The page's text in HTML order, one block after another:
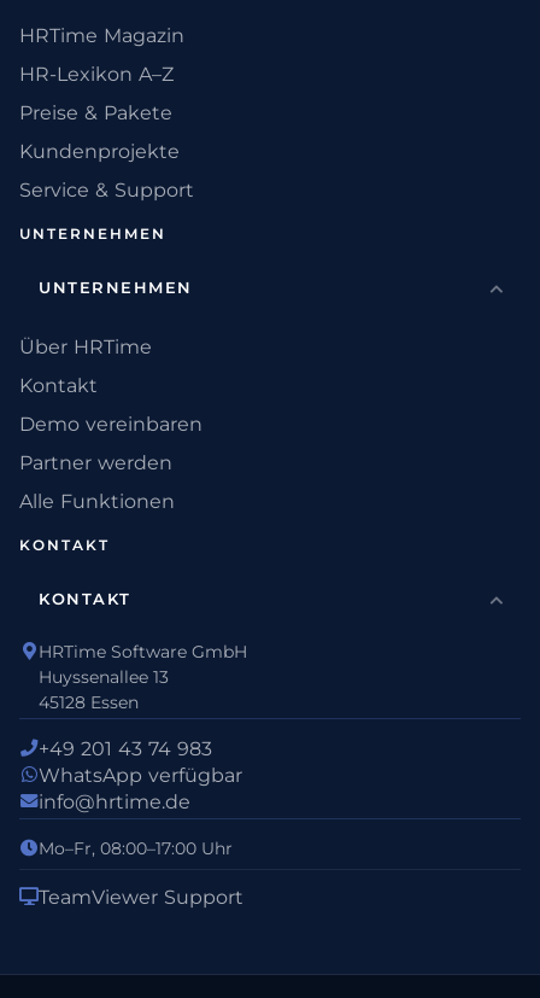
HRTime Magazin
HR-Lexikon A–Z
Preise & Pakete
Kundenprojekte
Service & Support
UNTERNEHMEN
UNTERNEHMEN
Über HRTime
Kontakt
Demo vereinbaren
Partner werden
Alle Funktionen
KONTAKT
KONTAKT
HRTime Software GmbH
Huyssenallee 13
45128 Essen
+49 201 43 74 983
WhatsApp verfügbar
info@hrtime.de
Mo–Fr, 08:00–17:00 Uhr
TeamViewer Support